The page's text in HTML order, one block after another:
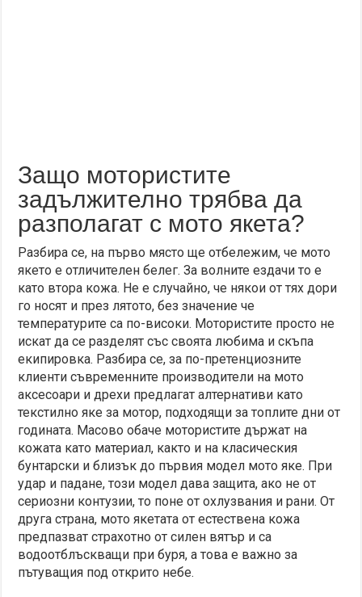
Защо мотористите
задължително трябва да
разполагат с мото якета?
Разбира се, на първо място ще отбележим, че мото
якето е отличителен белег. За волните ездачи то е
като втора кожа. Не е случайно, че някои от тях дори
го носят и през лятото, без значение че
температурите са по-високи. Мотористите просто не
искат да се разделят със своята любима и скъпа
екипировка. Разбира се, за по-претенциозните
клиенти съвременните производители на мото
аксесоари и дрехи предлагат алтернативи като
текстилно яке за мотор, подходящи за топлите дни от
годината. Масово обаче мотористите държат на
кожата като материал, както и на класическия
бунтарски и близък до първия модел мото яке. При
удар и падане, този модел дава защита, ако не от
сериозни контузии, то поне от охлузвания и рани. От
друга страна, мото якетата от естествена кожа
предпазват страхотно от силен вятър и са
водоотблъскващи при буря, а това е важно за
пътуващия под открито небе.